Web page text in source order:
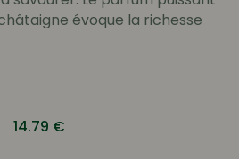
évoque la richesse
14.79 €